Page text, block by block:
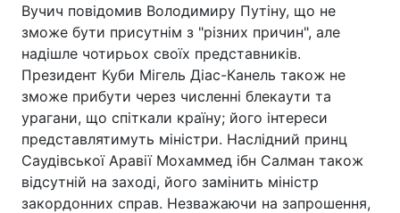
Вучич повідомив Володимиру Путіну, що не
зможе бути присутнім з "різних причин", але
надішле чотирьох своїх представників.
Президент Куби Мігель Діас-Канель також не
зможе прибути через численні блекаути та
урагани, що спіткали країну; його інтереси
представлятимуть міністри. Наслідний принц
Саудівської Аравії Мохаммед ібн Салман також
відсутній на заході, його замінить міністр
закордонних справ. Незважаючи на запрошення,